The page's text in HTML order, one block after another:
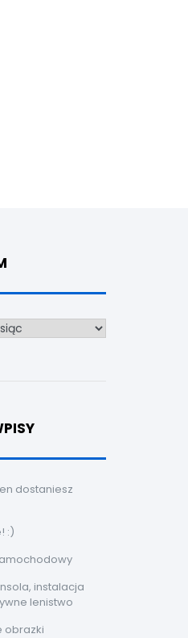
dostaniesz
:)
instalacja
lenistwo
obrazki